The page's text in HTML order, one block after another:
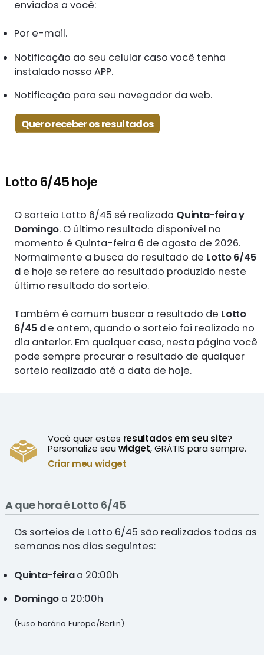
enviados a você:
Por e-mail.
Notificação ao seu celular caso você tenha
instalado nosso APP.
Notificação para seu navegador da web.
Quero receber os resultados
Lotto 6/45 hoje
O sorteio Lotto 6/45 sé realizado Quinta-feira y
Domingo. O último resultado disponível no
momento é Quinta-feira 6 de agosto de 2026.
Normalmente a busca do resultado de Lotto 6/45
d e hoje se refere ao resultado produzido neste
último resultado do sorteio.
Também é comum buscar o resultado de Lotto
6/45 de ontem, quando o sorteio foi realizado no
dia anterior. Em qualquer caso, nesta página você
pode sempre procurar o resultado de qualquer
sorteio realizado até a data de hoje.
Você quer estes resultados em seu site?
Personalize seu widget, GRÁTIS para sempre.
Criar meu widget
A que hora é Lotto 6/45
Os sorteios de Lotto 6/45 são realizados todas as
semanas nos dias seguintes:
Quinta-feiraa 20:00h
Domingo a 20:00h
(Fuso horário Europe/Berlin)